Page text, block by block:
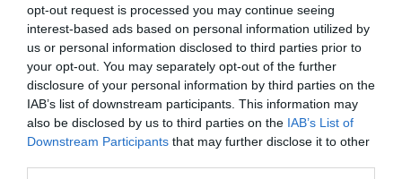
opt-out request is processed you may continue seeing
interest-based ads based on personal information utilized by
us or personal information disclosed to third parties prior to
your opt-out. You may separately opt-out of the further
disclosure of your personal information by third parties on the
IAB’s list of downstream participants. This information may
also be disclosed by us to third parties on the IAB’s List of
Downstream Participants that may further disclose it to other
05.08.2026 | 22:02
Αδειάζουν το Κραματόρσκ οι Ουκρανοί:
Έκτακτη εκκένωση στην πόλη μετά την
αιφνιδιαστική προώθηση των Ρώσων (βίντεο)